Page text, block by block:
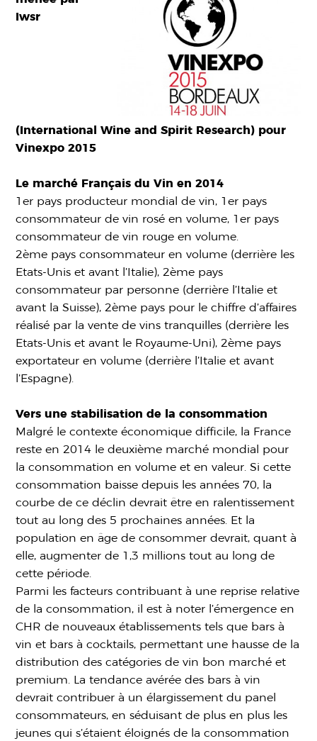
Iwsr
(International Wine and Spirit Research) pour
Vinexpo 2015
Le marché Français du Vin en 2014
1er pays producteur mondial de vin, 1er pays
consommateur de vin rosé en volume, 1er pays
consommateur de vin rouge en volume.
2ème pays consommateur en volume (derrière les
Etats-Unis et avant l’Italie), 2ème pays
consommateur par personne (derrière l’Italie et
avant la Suisse), 2ème pays pour le chiffre d’affaires
réalisé par la vente de vins tranquilles (derrière les
Etats-Unis et avant le Royaume-Uni), 2ème pays
exportateur en volume (derrière l’Italie et avant
l’Espagne).
Vers une stabilisation de la consommation
Malgré le contexte économique difficile, la France
reste en 2014 le deuxième marché mondial pour
la consommation en volume et en valeur. Si cette
consommation baisse depuis les années 70, la
courbe de ce déclin devrait être en ralentissement
tout au long des 5 prochaines années. Et la
population en âge de consommer devrait, quant à
elle, augmenter de 1,3 millions tout au long de
cette période.
Parmi les facteurs contribuant à une reprise relative
de la consommation, il est à noter l’émergence en
CHR de nouveaux établissements tels que bars à
vin et bars à cocktails, permettant une hausse de la
distribution des catégories de vin bon marché et
premium. La tendance avérée des bars à vin
devrait contribuer à un élargissement du panel
consommateurs, en séduisant de plus en plus les
jeunes qui s’étaient éloignés de la consommation